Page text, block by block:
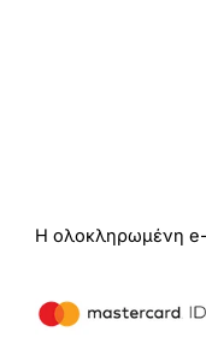
Η ολοκληρωμένη